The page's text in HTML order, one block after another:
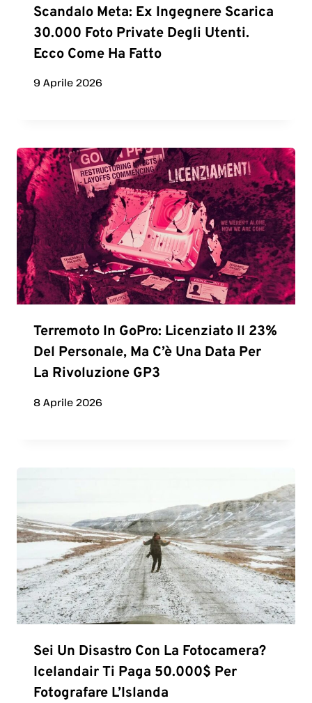
Scandalo Meta: Ex Ingegnere Scarica
30.000 Foto Private Degli Utenti.
Ecco Come Ha Fatto
9 Aprile 2026
Terremoto In GoPro: Licenziato Il 23%
Del Personale, Ma C’è Una Data Per
La Rivoluzione GP3
8 Aprile 2026
Sei Un Disastro Con La Fotocamera?
Icelandair Ti Paga 50.000$ Per
Fotografare L’Islanda